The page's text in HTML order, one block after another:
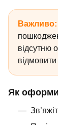
Важливо:
відсутню
Як